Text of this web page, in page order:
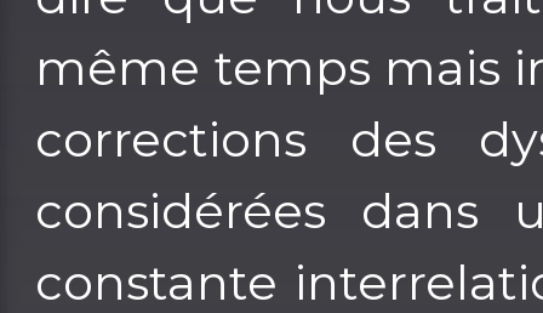
même temps mais
corrections des
considérées dans
constante